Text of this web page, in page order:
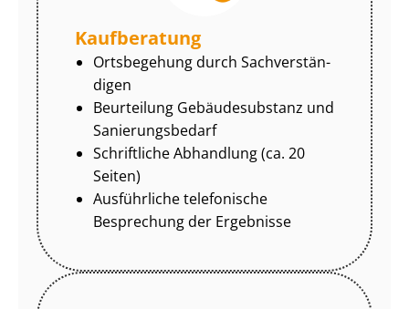
Kaufberatung
Ortsbegehung durch Sach­ver­stän­
di­gen
Beurteilung Gebäudesubstanz und
Sa­nie­rungs­be­darf
Schriftliche Abhandlung (ca. 20
Seiten)
Ausführliche telefonische
Besprechung der Ergebnisse